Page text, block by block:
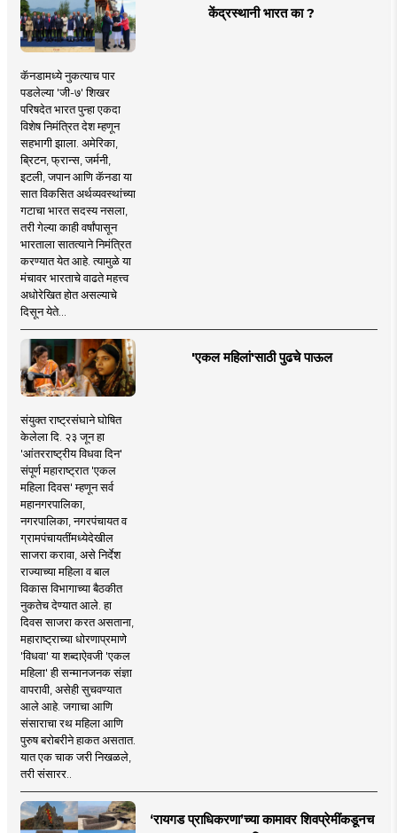
केंद्रस्थानी भारत का ?
कॅनडामध्ये नुकत्याच पार
पडलेल्या 'जी-७' शिखर
परिषदेत भारत पुन्हा एकदा
विशेष निमंत्रित देश म्हणून
सहभागी झाला. अमेरिका,
ब्रिटन, फ्रान्स, जर्मनी,
इटली, जपान आणि कॅनडा या
सात विकसित अर्थव्यवस्थांच्या
गटाचा भारत सदस्य नसला,
तरी गेल्या काही वर्षांपासून
भारताला सातत्याने निमंत्रित
करण्यात येत आहे. त्यामुळे या
मंचावर भारताचे वाढते महत्त्व
अधोरेखित होत असल्याचे
दिसून येते...
'एकल महिलां'साठी पुढचे पाऊल
संयुक्त राष्ट्रसंघाने घोषित
केलेला दि. २३ जून हा
'आंतरराष्ट्रीय विधवा दिन'
संपूर्ण महाराष्ट्रात 'एकल
महिला दिवस' म्हणून सर्व
महानगरपालिका,
नगरपालिका, नगरपंचायत व
ग्रामपंचायतींमध्येदेखील
साजरा करावा, असे निर्देश
राज्याच्या महिला व बाल
विकास विभागाच्या बैठकीत
नुकतेच देण्यात आले. हा
दिवस साजरा करत असताना,
महाराष्ट्राच्या धोरणाप्रमाणे
'विधवा' या शब्दाऐवजी 'एकल
महिला' ही सन्मानजनक संज्ञा
वापरावी, असेही सुचवण्यात
आले आहे. जगाचा आणि
संसाराचा रथ महिला आणि
पुरुष बरोबरीने हाकत असतात.
यात एक चाक जरी निखळले,
तरी संसारर..
‘रायगड प्राधिकरणा’च्या कामावर शिवप्रेमींकडूनच